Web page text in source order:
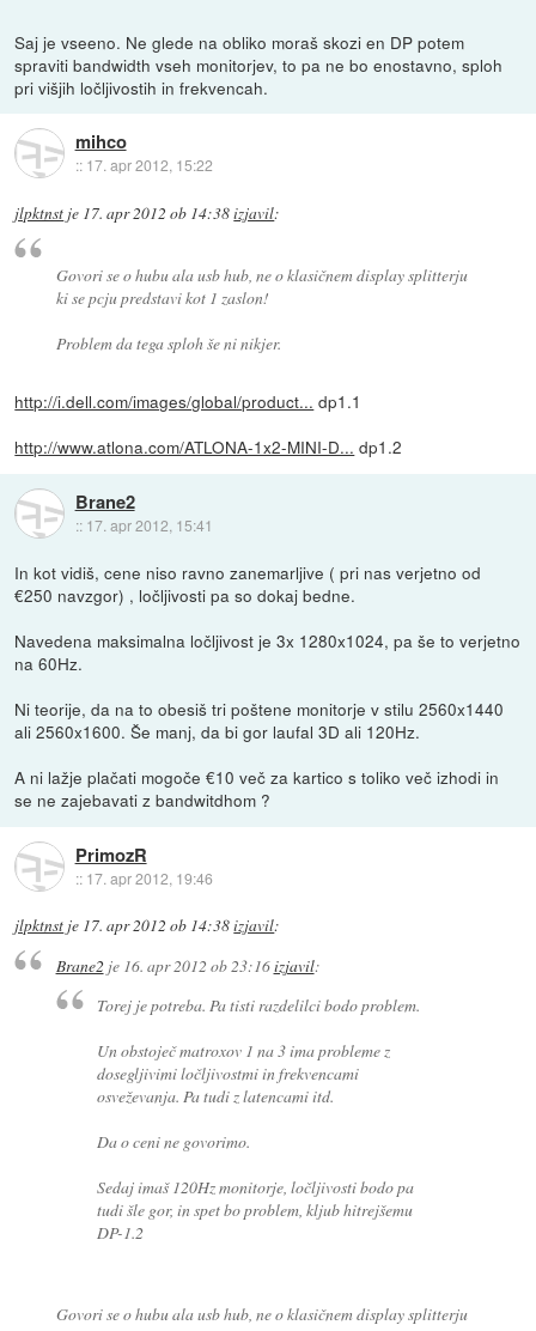
Saj je vseeno. Ne glede na obliko moraš skozi en DP potem
spraviti bandwidth vseh monitorjev, to pa ne bo enostavno, sploh
pri višjih ločljivostih in frekvencah.
mihco
:: 17. apr 2012, 15:22
jlpktnst je 17. apr 2012 ob 14:38izjavil:
Govori se o hubu ala usb hub, ne o klasičnem display splitterju
ki se pcju predstavi kot 1 zaslon!
Problem da tega sploh še ni nikjer.
http://i.dell.com/images/global/product... dp1.1
http://www.atlona.com/ATLONA-1x2-MINI-D... dp1.2
Brane2
:: 17. apr 2012, 15:41
In kot vidiš, cene niso ravno zanemarljive ( pri nas verjetno od
€250 navzgor) , ločljivosti pa so dokaj bedne.
Navedena maksimalna ločljivost je 3x 1280x1024, pa še to verjetno
na 60Hz.
Ni teorije, da na to obesiš tri poštene monitorje v stilu 2560x1440
ali 2560x1600. Še manj, da bi gor laufal 3D ali 120Hz.
A ni lažje plačati mogoče €10 več za kartico s toliko več izhodi in
se ne zajebavati z bandwitdhom ?
PrimozR
:: 17. apr 2012, 19:46
jlpktnst je 17. apr 2012 ob 14:38izjavil:
Brane2je 16. apr 2012 ob 23:16izjavil:
Torej je potreba. Pa tisti razdelilci bodo problem.
Un obstoječ matroxov 1 na 3 ima probleme z
dosegljivimi ločljivostmi in frekvencami
osveževanja. Pa tudi z latencami itd.
Da o ceni ne govorimo.
Sedaj imaš 120Hz monitorje, ločljivosti bodo pa
tudi šle gor, in spet bo problem, kljub hitrejšemu
DP-1.2
Govori se o hubu ala usb hub, ne o klasičnem display splitterju